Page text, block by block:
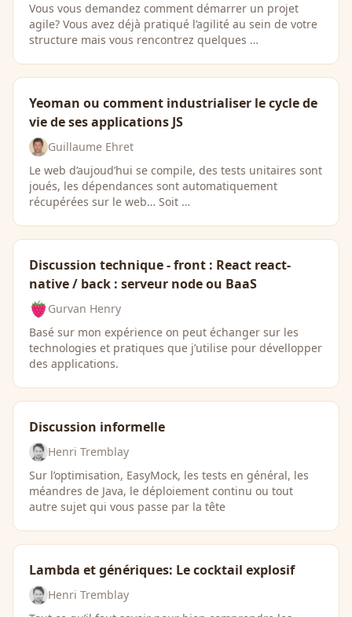
Vous vous demandez comment démarrer un projet
agile? Vous avez déjà pratiqué l’agilité au sein de votre
structure mais vous rencontrez quelques …
Yeoman ou comment industrialiser le cycle de
vie de ses applications JS
Guillaume Ehret
Le web d’aujoud’hui se compile, des tests unitaires sont
joués, les dépendances sont automatiquement
récupérées sur le web… Soit …
Discussion technique - front : React react-
native / back : serveur node ou BaaS
Gurvan Henry
Basé sur mon expérience on peut échanger sur les
technologies et pratiques que j’utilise pour dévellopper
des applications.
Discussion informelle
Henri Tremblay
Sur l’optimisation, EasyMock, les tests en général, les
méandres de Java, le déploiement continu ou tout
autre sujet qui vous passe par la tête
Lambda et génériques: Le cocktail explosif
Henri Tremblay